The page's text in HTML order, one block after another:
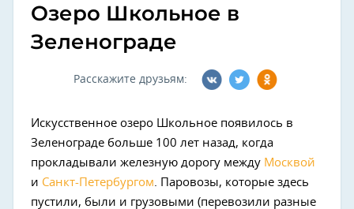
Озеро Школьное в
Зеленограде
Расскажите друзьям:
Искусственное озеро Школьное появилось в
Зеленограде больше 100 лет назад, когда
прокладывали железную дорогу между Москвой
и Санкт-Петербургом. Паровозы, которые здесь
пустили, были и грузовыми (перевозили разные